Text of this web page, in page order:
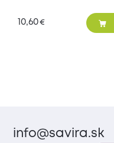
10,60€
info@savira.sk